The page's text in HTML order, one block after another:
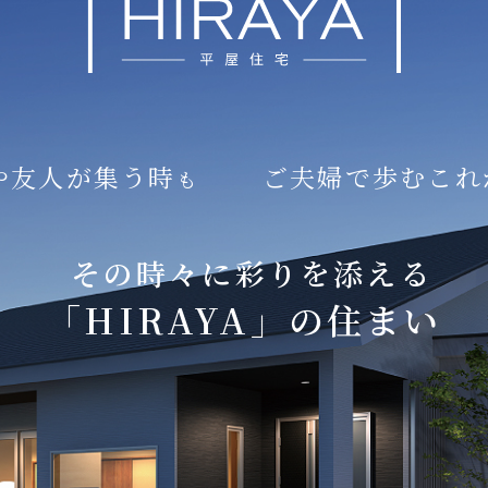
友人が集う時 も ご夫婦で歩むこ
その時々に彩りを添える
「HIRAYA」の住まい